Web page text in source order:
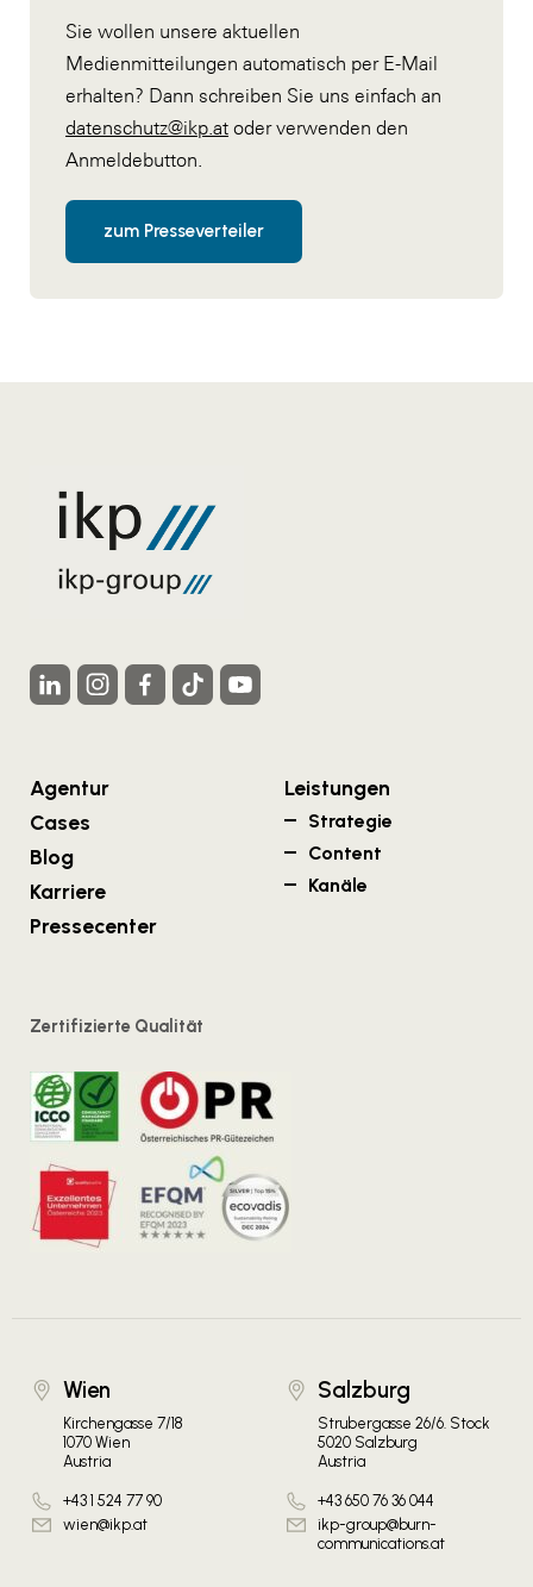
Sie wollen unsere aktuellen
Medienmitteilungen automatisch per E-Mail
erhalten? Dann schreiben Sie uns einfach an
datenschutz@ikp.at oder verwenden den
Anmeldebutton.
zum Presseverteiler
Agentur
Cases
Blog
Karriere
Pressecenter
Leistungen
Strategie
Content
Kanäle
Zertifizierte Qualität
Wien
Kirchengasse 7/18
1070 Wien
Austria
+43 1 524 77 90
wien@ikp.at
Salzburg
Strubergasse 26/6. Stock
5020 Salzburg
Austria
+43 650 76 36 044
ikp-group@burn-
communications.at